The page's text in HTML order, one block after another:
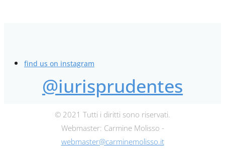
find us on instagram
@iurisprudentes
© 2021 Tutti i diritti sono riservati.
Webmaster: Carmine Molisso -
webmaster@carminemolisso.it